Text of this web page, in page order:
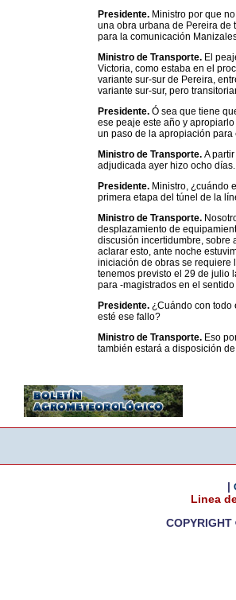
Presidente. Ministro por que
una obra urbana de Pereira de
para la comunicación
Ministro de Transporte. El
Victoria, como estaba en el
variante sur-sur de Pereira,
variante sur-sur, pero
Presidente. Ó sea que tiene
ese peaje este año y
un paso de la apropiación para
Ministro de Transporte. A
adjudicada ayer hizo ocho días.
Presidente. Ministro, ¿cuándo
primera etapa del túnel de la
Ministro de Transporte.
desplazamiento de
discusión incertidumbre, sobre
aclarar esto, ante noche
iniciación de obras se requiere
tenemos previsto el 29 de julio
para -magistrados en el
Presidente. ¿Cuándo con todo
esté ese fallo?
Ministro de Transporte. Eso
también estará a disposición
|
Linea